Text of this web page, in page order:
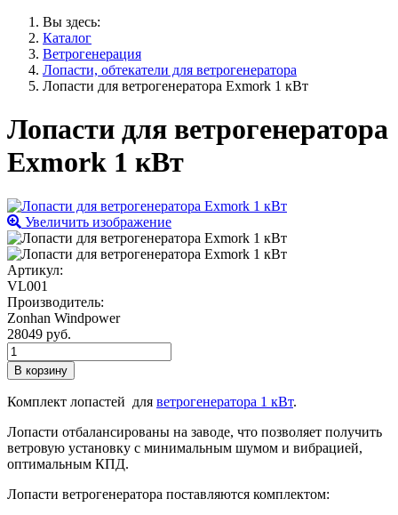
Вы здесь:
Каталог
Ветрогенерация
Лопасти, обтекатели для ветрогенератора
Лопасти для ветрогенератора Exmork 1 кВт
Лопасти для ветрогенератора
Exmork 1 кВт
Увеличить изображение
Артикул:
VL001
Производитель:
Zonhan Windpower
28049 руб.
Комплект лопастей для ветрогенератора 1 кВт.
Лопасти отбалансированы на заводе, что позволяет получить
ветровую установку с минимальным шумом и вибрацией,
оптимальным КПД.
Лопасти ветрогенератора поставляются комплектом: